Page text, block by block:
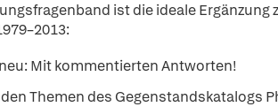
ist die ideale
Mit kommentierten Antworten!
Themen des Gegenstandskatalogs